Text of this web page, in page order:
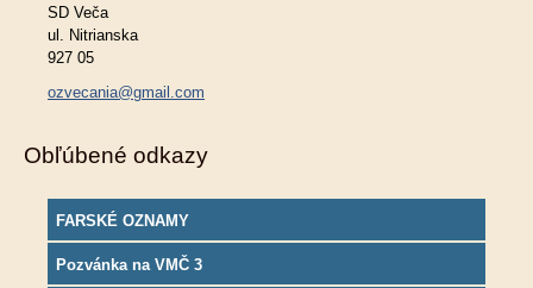
SD Veča
ul. Nitrianska
927 05
ozvecania@gmail.com
Obľúbené odkazy
FARSKÉ OZNAMY
Pozvánka na VMČ 3